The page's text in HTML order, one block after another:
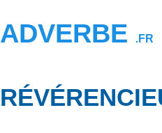
ADVERBE .FR